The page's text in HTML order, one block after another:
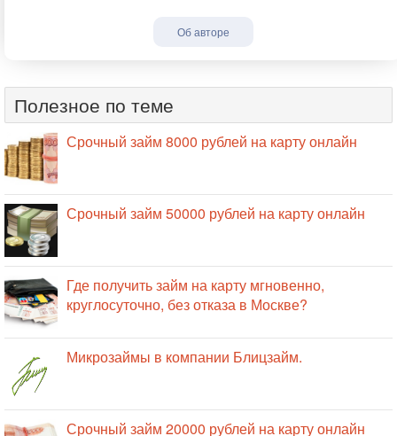
Об авторе
Полезное по теме
Срочный займ 8000 рублей на карту онлайн
Срочный займ 50000 рублей на карту онлайн
Где получить займ на карту мгновенно,
круглосуточно, без отказа в Москве?
Микрозаймы в компании Блицзайм.
Срочный займ 20000 рублей на карту онлайн